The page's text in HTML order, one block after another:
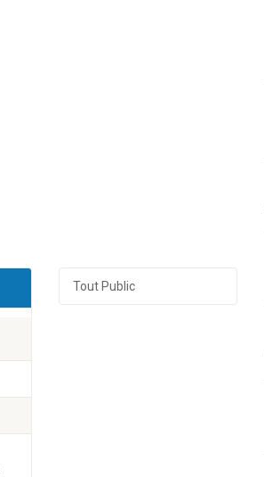
Tout Public